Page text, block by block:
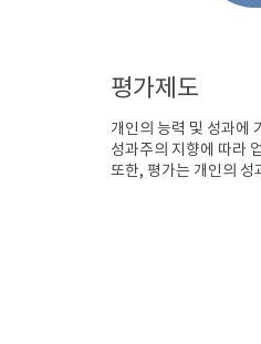
평가제도
개인의 능력 및 성과에
성과주의 지향에 따라
또한, 평가는 개인의 성